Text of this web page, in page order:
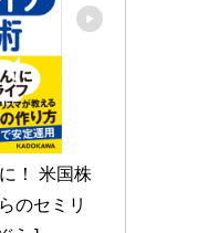
！ 米国株
のセミリ